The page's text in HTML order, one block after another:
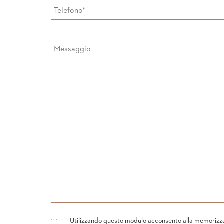
Utilizzando questo modulo acconsento alla